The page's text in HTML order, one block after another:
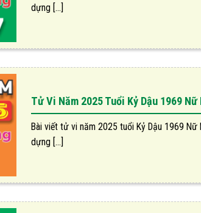
dựng [...]
Tử Vi Năm 2025 Tuổi Kỷ Dậu 1969 Nữ
Bài viết tử vi năm 2025 tuổi Kỷ Dậu 1969
dựng [...]